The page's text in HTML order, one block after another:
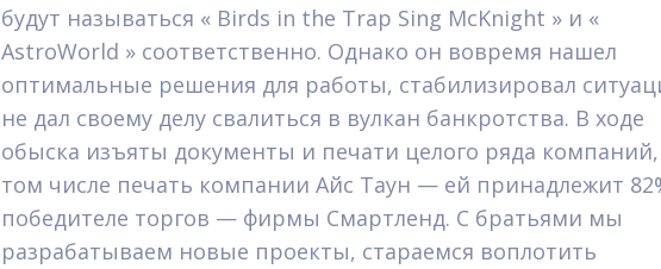
будут называться « Birds in the Trap Sing McKnight » и «
AstroWorld » соответственно. Однако он вовремя нашел
оптимальные решения для работы, стабилизировал
не дал своему делу свалиться в вулкан банкротства. В ходе
обыска изъяты документы и печати целого ряда
том числе печать компании Айс Таун — ей принадлежит
победителе торгов — фирмы Смартленд. С братьями мы
разрабатываем новые проекты, стараемся воплотить